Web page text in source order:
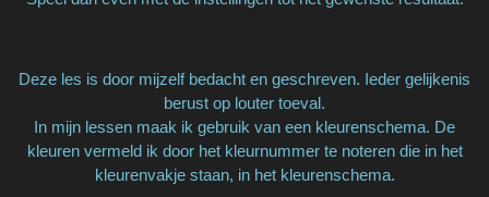
Deze les is door mijzelf bedacht en geschreven. Ieder gelijkenis
berust op louter toeval.
In mijn lessen maak ik gebruik van een kleurenschema. De
kleuren vermeld ik door het kleurnummer te noteren die in het
kleurenvakje staan, in het kleurenschema.